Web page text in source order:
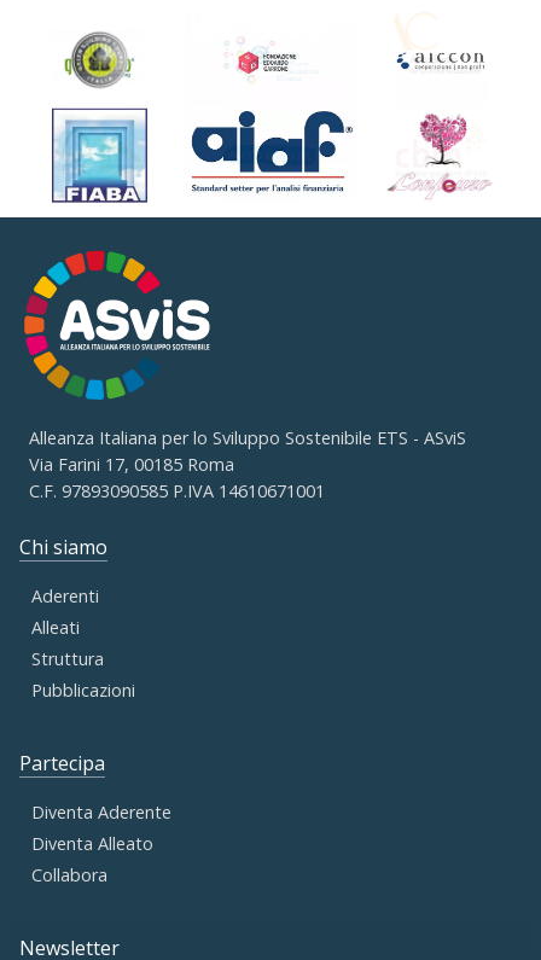
Alleanza Italiana per lo Sviluppo Sostenibile ETS - ASviS
Via Farini 17, 00185 Roma
C.F. 97893090585 P.IVA 14610671001
Chi siamo
Aderenti
Alleati
Struttura
Pubblicazioni
Partecipa
Diventa Aderente
Diventa Alleato
Collabora
Newsletter